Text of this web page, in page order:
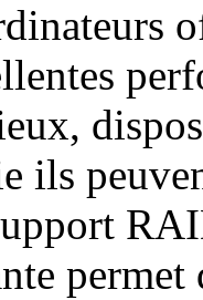
ils
permet